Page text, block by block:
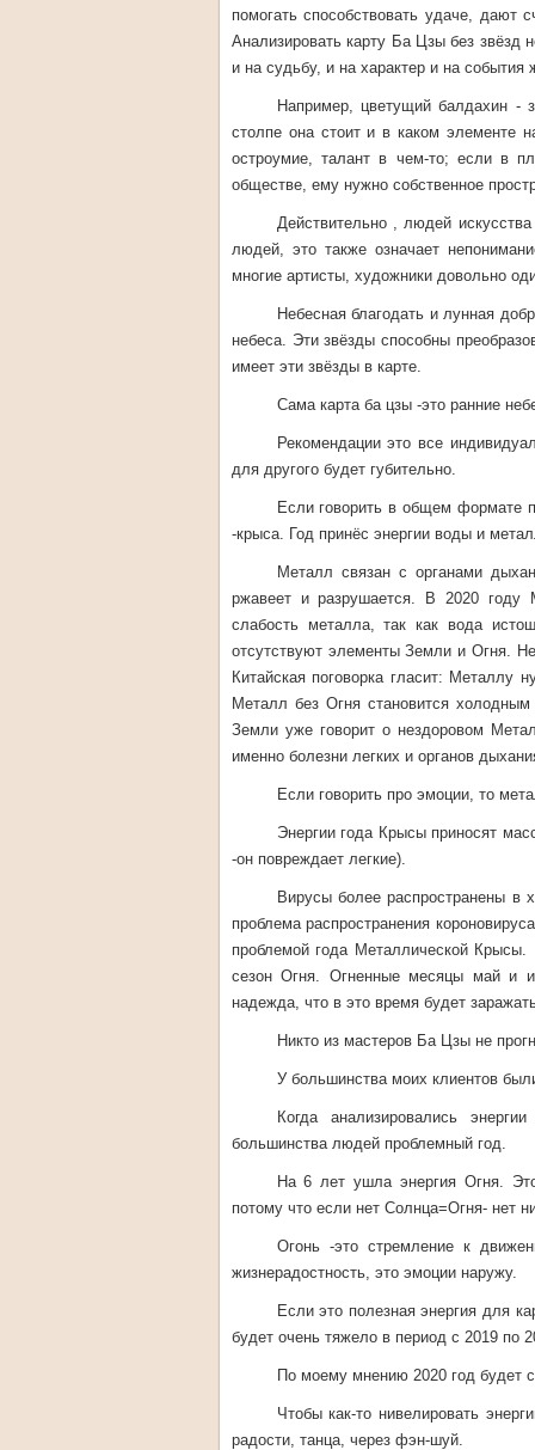
помогать способствовать удаче, дают
Анализировать карту Ба Цзы без звёзд
и на судьбу, и на характер и на события
Например, цветущий балдахин -
столпе она стоит и в каком элементе
остроумие, талант в чем-то; если в
обществе, ему нужно собственное
Действительно , людей
людей, это также означает
многие артисты, художники довольно
Небесная благодать и лунная
небеса. Эти звёзды способны
имеет эти звёзды в карте.
Сама карта ба цзы -это ранние
Рекомендации это все
для другого будет губительно.
Если говорить в общем формате
-крыса. Год принёс энергии воды и
Металл связан с органами
ржавеет и разрушается. В 2020 году
слабость металла, так как вода
отсутствуют элементы Земли и Огня.
Китайская поговорка гласит: Металлу
Металл без Огня становится
Земли уже говорит о нездоровом
именно болезни легких и органов
Если говорить про эмоции, то
Энергии года Крысы приносят
-он повреждает легкие).
Вирусы более распространены в
проблема распространения
проблемой года Металлической Крысы.
сезон Огня. Огненные месяцы май и
надежда, что в это время будет
Никто из мастеров Ба Цзы не
У большинства моих клиентов
Когда анализировались
большинства людей проблемный год.
На 6 лет ушла энергия Огня.
потому что если нет Солнца=Огня- нет
Огонь -это стремление к
жизнерадостность, это эмоции наружу.
Если это полезная энергия для
будет очень тяжело в период с 2019 по
По моему мнению 2020 год будет
Чтобы как-то нивелировать
радости, танца, через фэн-шуй.